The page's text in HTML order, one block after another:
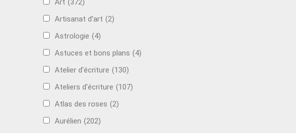
Art (372)
Artisanat d'art (2)
Astrologie (4)
Astuces et bons plans (4)
Atelier d'écriture (130)
Ateliers d'écriture (107)
Atlas des roses (2)
Aurélien (202)